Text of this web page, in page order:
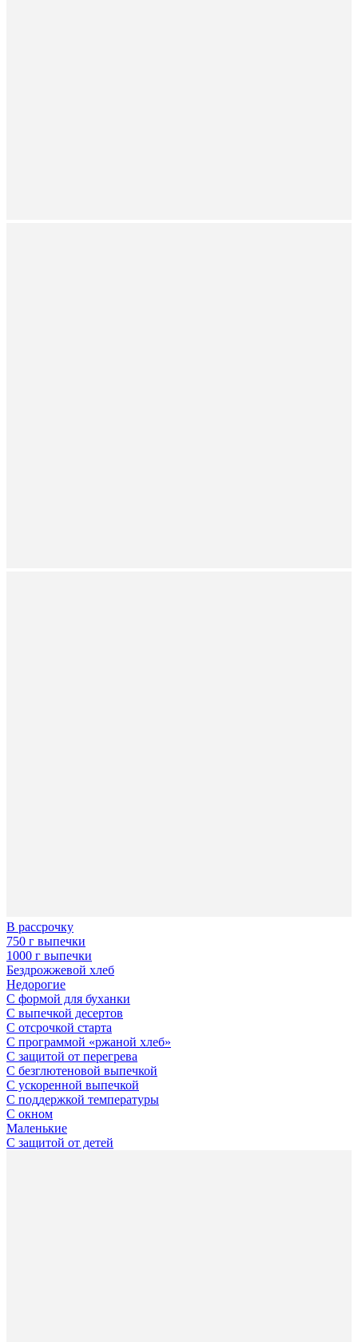
В рассрочку
750 г выпечки
1000 г выпечки
Бездрожжевой хлеб
Недорогие
С формой для буханки
С выпечкой десертов
C отсрочкой старта
С программой «ржаной хлеб»
С защитой от перегрева
С безглютеновой выпечкой
С ускоренной выпечкой
С поддержкой температуры
С окном
Маленькие
С защитой от детей